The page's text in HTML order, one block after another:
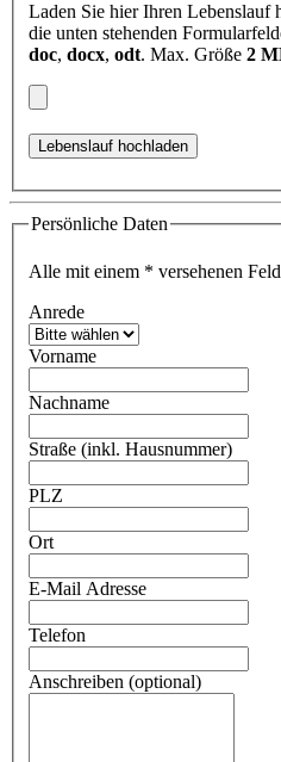
Laden Sie hier Ihren Lebenslauf
die unten stehenden
doc, docx, odt. Max. Größe 2
Persönliche Daten
Alle mit einem * versehenen
Anrede
Vorname
Nachname
Straße (inkl. Hausnummer)
PLZ
Ort
E-Mail Adresse
Telefon
Anschreiben (optional)